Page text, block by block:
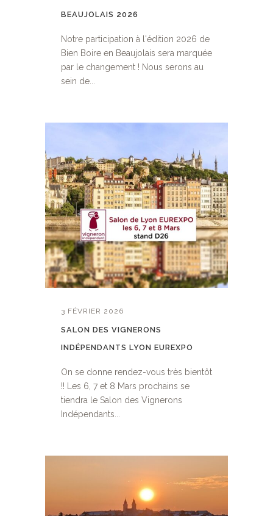
BEAUJOLAIS 2026
Notre participation à l'édition 2026 de
Bien Boire en Beaujolais sera marquée
par le changement ! Nous serons au
sein de...
3 FÉVRIER 2026
SALON DES VIGNERONS
INDÉPENDANTS LYON EUREXPO
On se donne rendez-vous très bientôt
!! Les 6, 7 et 8 Mars prochains se
tiendra le Salon des Vignerons
Indépendants...